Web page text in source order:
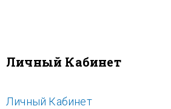
Личный Кабинет
Личный Кабинет